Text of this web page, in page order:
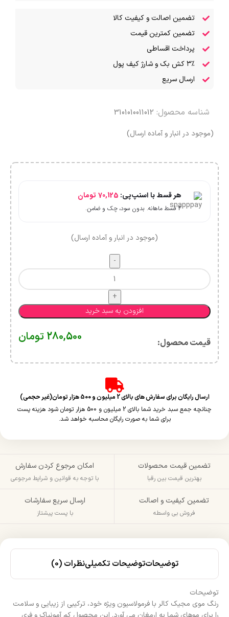
تضمین اصالت و کیفیت کالا
تضمین کمترین قیمت
پرداخت اقساطی
۳٪ کش بک و شارژ کیف پول
ارسال سریع
شناسه محصول: 3101010011012
(موجود در انبار و آماده ارسال)
هر قسط با اسنپ‌پی: 70,125 تومان
۴ قسط ماهانه. بدون سود، چک و ضامن.
(موجود در انبار و آماده ارسال)
افزودن به سبد خرید
قیمت محصول:​ 280,500 تومان
ارسال رایگان برای سفارش های بالای 2 میلیون و 500 هزار تومان(غیر حجمی)
چنانچه جمع سبد خرید شما بالای 2 میلیون و 500 هزار تومان شود هزینه پست
برای شما به صورت رایگان محاسبه خواهد شد.
تضمین قیمت محصولات
بهترین قیمت بین رقبا
امکان مرجوع کردن سفارش
با توجه به قوانین و شرایط مرجوعی
تضمین کیفیت و اصالت
فروش بی واسطه
ارسال سریع سفارشات
با پست پیشتاز
توضیحاتتوضیحات تکمیلینظرات (0)
توضیحات
رنگ موی مجیک کالر با فرمولاسیون ویژه خود، ترکیبی از زیبایی و سلامت